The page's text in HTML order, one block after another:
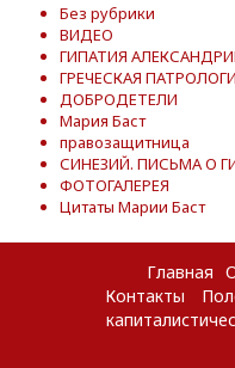
Без рубрики
ВИДЕО
ГИПАТИЯ
ГРЕЧЕСКАЯ
ДОБРОДЕТЕЛИ
Мария Баст
правозащитница
СИНЕЗИЙ. ПИСЬМА О
ФОТОГАЛЕРЕЯ
Цитаты Марии Баст
Главная
Контакты